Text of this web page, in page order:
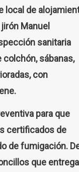
local de
Manuel
sanitaria
colchón, sábanas,
con
para que
certificados de
de fumigación.
que